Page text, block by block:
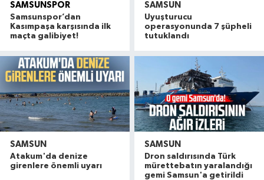
SAMSUNSPOR
Samsunspor’dan
Kasımpaşa karşısında ilk
maçta galibiyet!
SAMSUN
Uyuşturucu
operasyonunda 7 şüpheli
tutuklandı
SAMSUN
Atakum'da denize
girenlere önemli uyarı
SAMSUN
Dron saldırısında Türk
mürettebatın yaralandığı
gemi Samsun'a getirildi